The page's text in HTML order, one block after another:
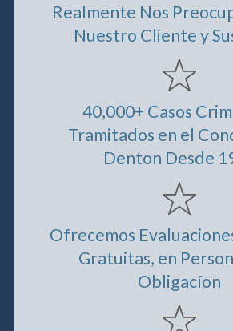
Realmente Nos
Nuestro Cliente y
40,000+ Casos
Tramitados en el
Denton Desde
Ofrecemos
Gratuitas, en
Obligacíon